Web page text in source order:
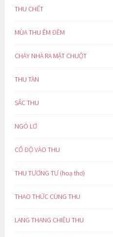
THU CHẾT
MÙA THU ÊM ĐỀM
CHÁY NHÀ RA MẶT CHUỘT
THU TÀN
SẮC THU
NGÓ LƠ
CỔ ĐỘ VÀO THU
THU TƯƠNG TƯ (hoạ thơ)
THAO THỨC CÙNG THU
LANG THANG CHIỀU THU